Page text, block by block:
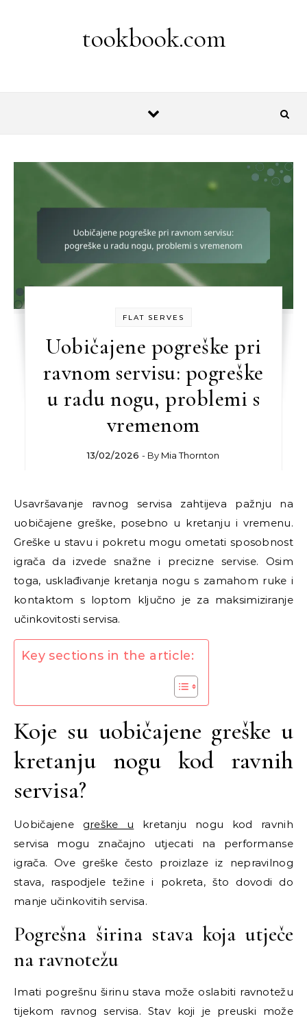
tookbook.com
FLAT SERVES
Uobičajene pogreške pri
ravnom servisu: pogreške
u radu nogu, problemi s
vremenom
13/02/2026 - By Mia Thornton
Usavršavanje ravnog servisa zahtijeva pažnju na
uobičajene greške, posebno u kretanju i vremenu.
Greške u stavu i pokretu mogu ometati sposobnost
igrača da izvede snažne i precizne servise. Osim
toga, usklađivanje kretanja nogu s zamahom ruke i
kontaktom s loptom ključno je za maksimiziranje
učinkovitosti servisa.
Key sections in the article:
Koje su uobičajene greške u
kretanju nogu kod ravnih
servisa?
Uobičajene greške u kretanju nogu kod ravnih
servisa mogu značajno utjecati na performanse
igrača. Ove greške često proizlaze iz nepravilnog
stava, raspodjele težine i pokreta, što dovodi do
manje učinkovitih servisa.
Pogrešna širina stava koja utječe
na ravnotežu
Imati pogrešnu širinu stava može oslabiti ravnotežu
tijekom ravnog servisa. Stav koji je preuski može